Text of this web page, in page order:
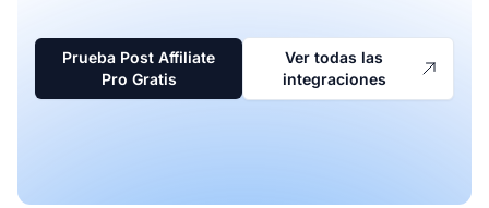
Prueba Post Affiliate
Pro Gratis
Ver todas las
integraciones